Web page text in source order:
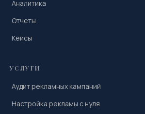
Аналитика
Отчеты
Кейсы
УСЛУГИ
Аудит рекламных кампаний
Настройка рекламы с нуля